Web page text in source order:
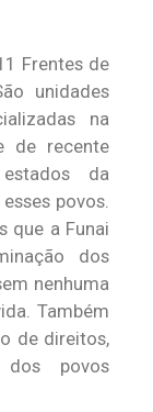
Frentes de
unidades
na
de recente
da
povos.
que a Funai
dos
nenhuma
Também
de direitos,
dos povos